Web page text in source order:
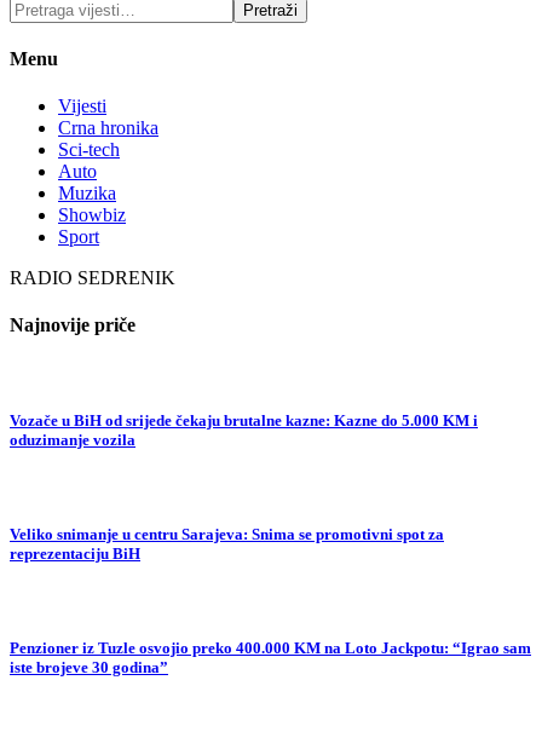
Menu
Vijesti
Crna hronika
Sci-tech
Auto
Muzika
Showbiz
Sport
RADIO SEDRENIK
Najnovije priče
Vozače u BiH od srijede čekaju brutalne kazne: Kazne do 5.000 KM i
oduzimanje vozila
Veliko snimanje u centru Sarajeva: Snima se promotivni spot za
reprezentaciju BiH
Penzioner iz Tuzle osvojio preko 400.000 KM na Loto Jackpotu: “Igrao sam
iste brojeve 30 godina”